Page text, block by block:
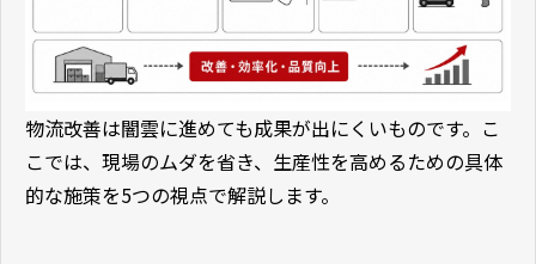
物流改善は闇雲に進めても成果が出にくいものです。こ
こでは、現場のムダを省き、生産性を高めるための具体
的な施策を5つの視点で解説します。